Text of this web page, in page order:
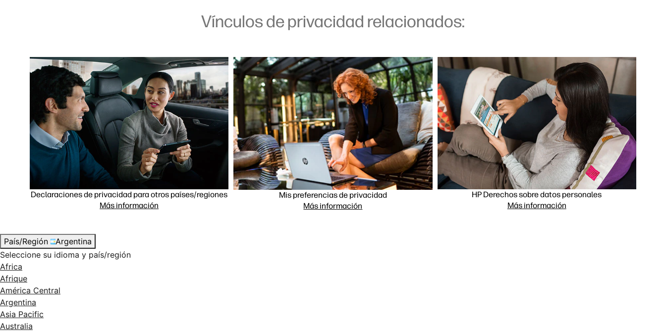
Vínculos de privacidad relacionados:
Declaraciones de privacidad para otros países/regiones
Más información
Mis preferencias de privacidad
Más información
HP Derechos sobre datos personales
Más información
País/Región
Argentina
Seleccione su idioma y país/región
Africa
Afrique
América Central
Argentina
Asia Pacific
Australia